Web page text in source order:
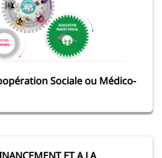
Sociale ou Médico-
ET A LA